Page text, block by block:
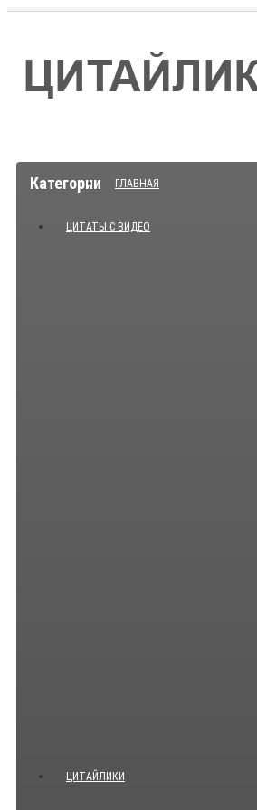
Категории ГЛАВНАЯ
ЦИТАТЫ С ВИДЕО
ЦИТАЙЛИКИ